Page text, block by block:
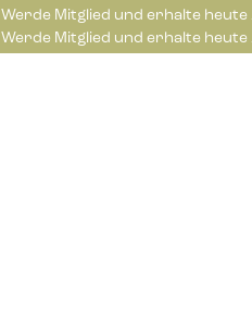
Werde Mitglied und erhalte heute
Werde Mitglied und erhalte heute